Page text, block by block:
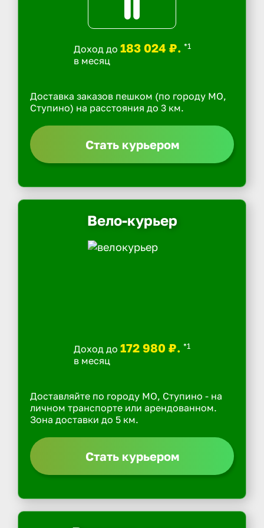
Доход до 183 024 ₽. *1
в месяц
Доставка заказов пешком (по городу МО,
Ступино) на расстояния до 3 км.
Стать курьером
Вело-курьер
Доход до 172 980 ₽. *1
в месяц
Доставляйте по городу МО, Ступино - на
личном транспорте или арендованном.
Зона доставки до 5 км.
Стать курьером